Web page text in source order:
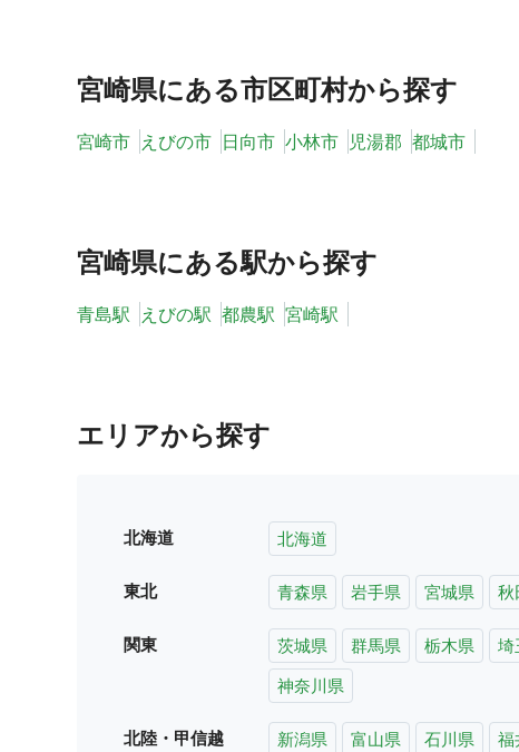
宮崎県にある市区町村から探す
宮崎市 えびの市 日向市 小林市 児湯郡 都城市
宮崎県にある駅から探す
青島駅 えびの駅 都農駅 宮崎駅
エリアから探す
北海道 北海道
東北 青森県 岩手県 宮城県 秋
関東 茨城県 群馬県 栃木県 埼
神奈川県
北陸・甲信越 新潟県 富山県 石川県 福